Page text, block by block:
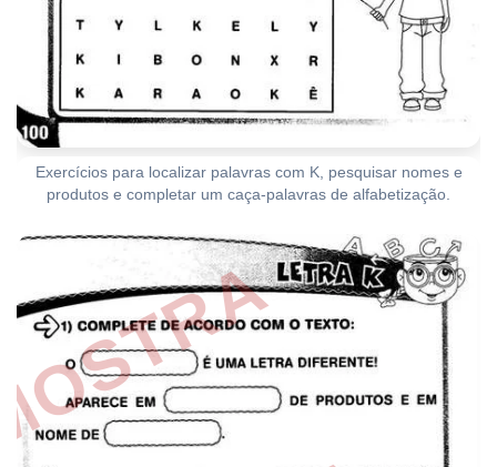
Exercícios para localizar palavras com K, pesquisar nomes e
produtos e completar um caça-palavras de alfabetização.